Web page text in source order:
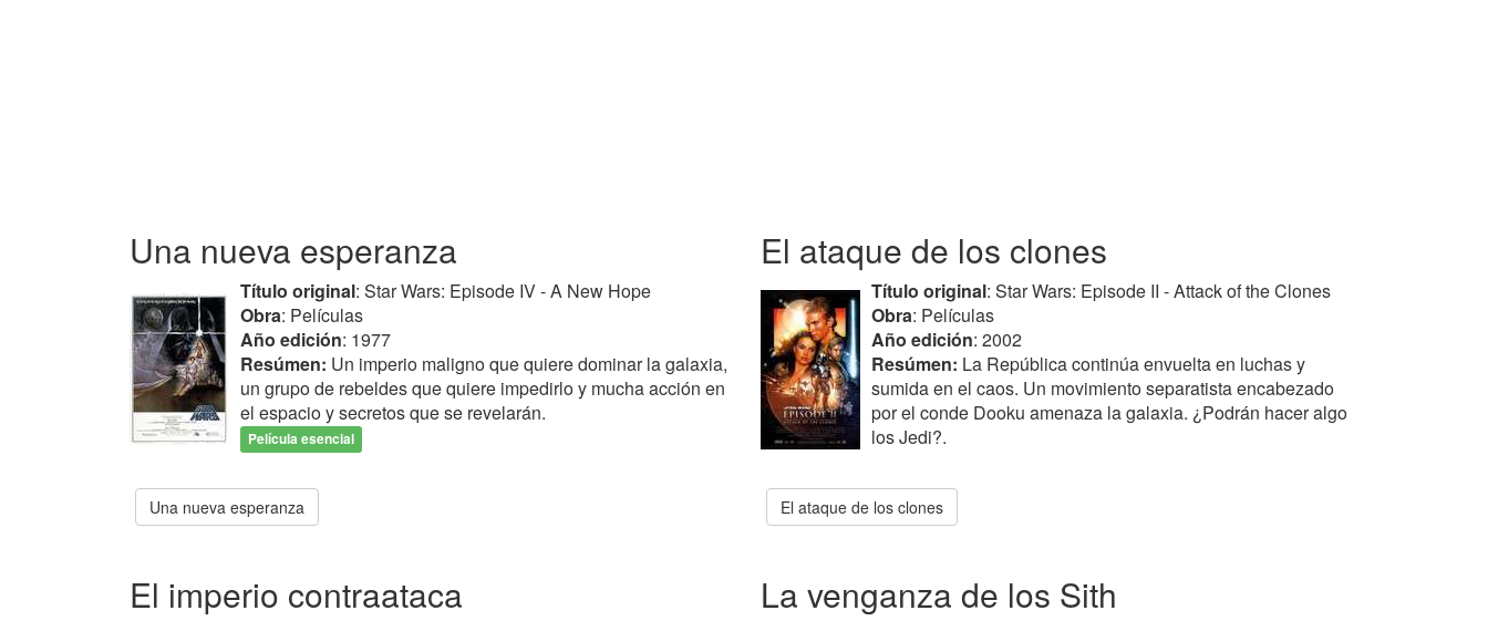
Una nueva esperanza
Título original: Star Wars: Episode IV - A New Hope
Obra: Películas
Año edición: 1977
Resúmen: Un imperio maligno que quiere dominar la galaxia,
un grupo de rebeldes que quiere impedirlo y mucha acción en
el espacio y secretos que se revelarán.
Película esencial
Una nueva esperanza
El imperio contraataca
El ataque de los clones
Título original: Star Wars: Episode II - Attack of the Clones
Obra: Películas
Año edición: 2002
Resúmen: La República continúa envuelta en luchas y
sumida en el caos. Un movimiento separatista encabezado
por el conde Dooku amenaza la galaxia. ¿Podrán hacer algo
los Jedi?.
El ataque de los clones
La venganza de los Sith